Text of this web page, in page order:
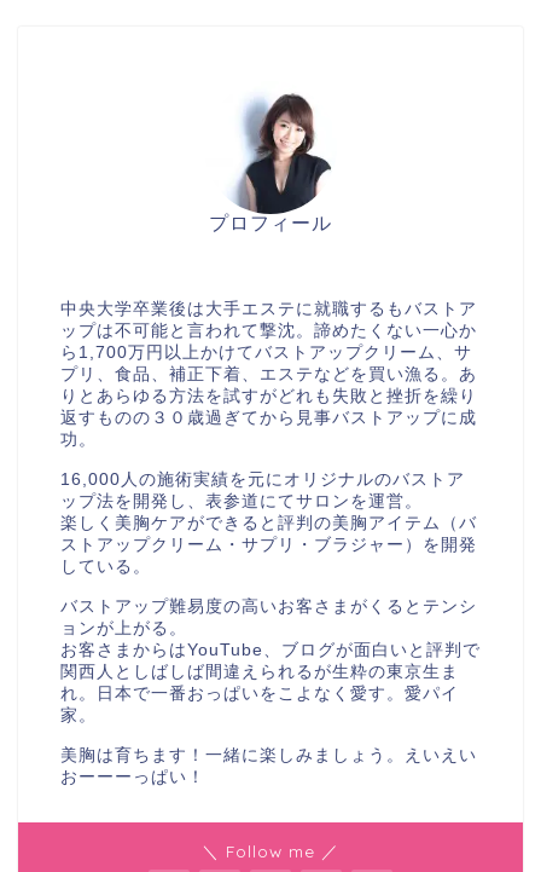
プロフィール
中央大学卒業後は大手エステに就職するもバストア
ップは不可能と言われて撃沈。諦めたくない一心か
ら1,700万円以上かけてバストアップクリーム、サ
プリ、食品、補正下着、エステなどを買い漁る。あ
りとあらゆる方法を試すがどれも失敗と挫折を繰り
返すものの３０歳過ぎてから見事バストアップに成
功。
16,000人の施術実績を元にオリジナルのバストア
ップ法を開発し、表参道にてサロンを運営。
楽しく美胸ケアができると評判の美胸アイテム（バ
ストアップクリーム・サプリ・ブラジャー）を開発
している。
バストアップ難易度の高いお客さまがくるとテンシ
ョンが上がる。
お客さまからはYouTube、ブログが面白いと評判で
関西人としばしば間違えられるが生粋の東京生ま
れ。日本で一番おっぱいをこよなく愛す。愛パイ
家。
美胸は育ちます！一緒に楽しみましょう。えいえい
おーーーっぱい！
＼ Follow me ／